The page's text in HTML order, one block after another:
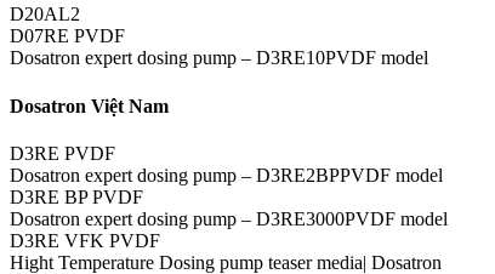
D20AL2
D07RE PVDF
Dosatron expert dosing pump – D3RE10PVDF model
Dosatron Việt Nam
D3RE PVDF
Dosatron expert dosing pump – D3RE2BPPVDF model
D3RE BP PVDF
Dosatron expert dosing pump – D3RE3000PVDF model
D3RE VFK PVDF
Hight Temperature Dosing pump teaser media| Dosatron